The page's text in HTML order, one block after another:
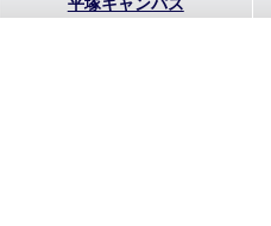
平塚キャンパス